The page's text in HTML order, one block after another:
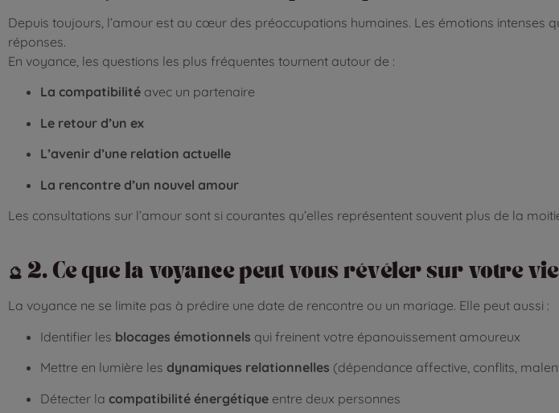
Depuis toujours, l’amour est au cœur des préoccupations humaines. Les émotions
réponses.
En voyance, les questions les plus fréquentes tournent autour de :
La compatibilité avec un partenaire
Le retour d’un ex
L’avenir d’une relation actuelle
La rencontre d’un nouvel amour
Les consultations sur l’amour sont si courantes qu’elles représentent souvent plus de la
🔮 2. Ce que la voyance peut vous révéler sur votre
La voyance ne se limite pas à prédire une date de rencontre ou un mariage. Elle peut aussi :
Identifier les blocages émotionnels qui freinent votre épanouissement amoureux
Mettre en lumière les dynamiques relationnelles (dépendance affective, conflits,
Détecter la compatibilité énergétique entre deux personnes